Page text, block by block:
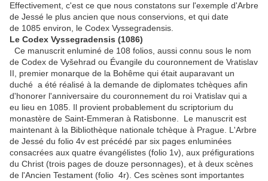
Effectivement, c'est ce que nous constatons sur l'exemple d'Arbre
de Jessé le plus ancien que nous conservions, et qui date
de 1085 environ, le Codex Vyssegradensis.
Le Codex Vyssegradensis (1086)
Ce manuscrit enluminé de 108 folios, aussi connu sous le nom
de Codex de Vyšehrad ou Évangile du couronnement de Vratislav
II, premier monarque de la Bohême qui était auparavant un
duché a été réalisé à la demande de diplomates tchèques afin
d'honorer l'anniversaire du couronnement du roi Vratislav qui a
eu lieu en 1085. Il provient probablement du scriptorium du
monastère de Saint-Emmeran à Ratisbonne. Le manuscrit est
maintenant à la Bibliothèque nationale tchèque à Prague. L'Arbre
de Jessé du folio 4v est précédé par six pages enluminées
consacrées aux quatre évangélistes (folio 1v), aux préfigurations
du Christ (trois pages de douze personnages), et à deux scènes
de l'Ancien Testament (folio 4r). Ces scènes sont importantes